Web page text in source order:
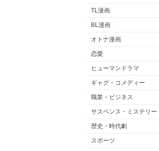
TL漫画
BL漫画
オトナ漫画
恋愛
ヒューマンドラマ
ギャグ・コメディー
職業・ビジネス
サスペンス・ミステリー
歴史・時代劇
スポーツ